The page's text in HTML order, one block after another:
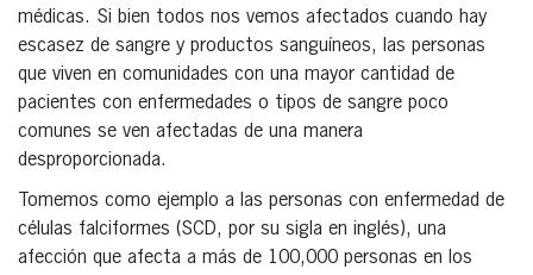
médicas. Si bien todos nos vemos afectados cuando hay
escasez de sangre y productos sanguíneos, las personas
que viven en comunidades con una mayor cantidad de
pacientes con enfermedades o tipos de sangre poco
comunes se ven afectadas de una manera
desproporcionada.
Tomemos como ejemplo a las personas con enfermedad de
células falciformes (SCD, por su sigla en inglés), una
afección que afecta a más de 100,000 personas en los